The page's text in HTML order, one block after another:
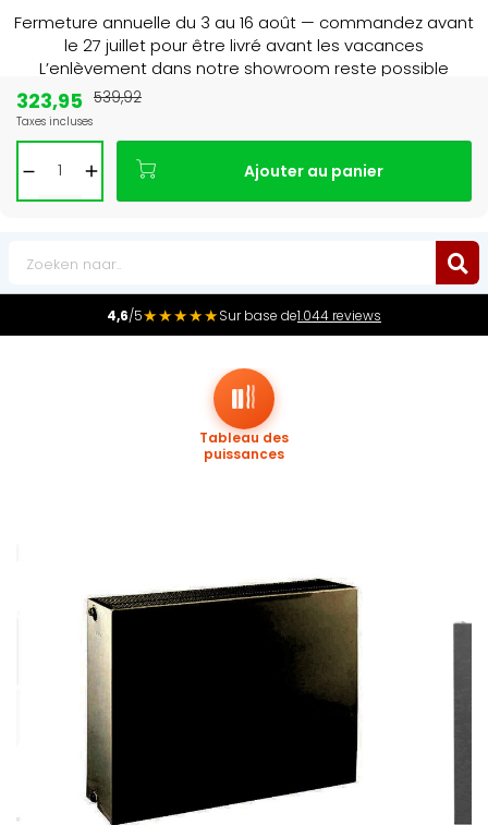
Fermeture annuelle du 3 au 16 août — commandez avant
le 27 juillet pour être livré avant les vacances
L’enlèvement dans notre showroom reste possible
jusqu’au 1er août à 16 h 30.
4,6/5★★★★★Sur base de1.044 reviews
Tableau des
puissances
323,95
Taxes incluses
539,92
Ajouter au panier